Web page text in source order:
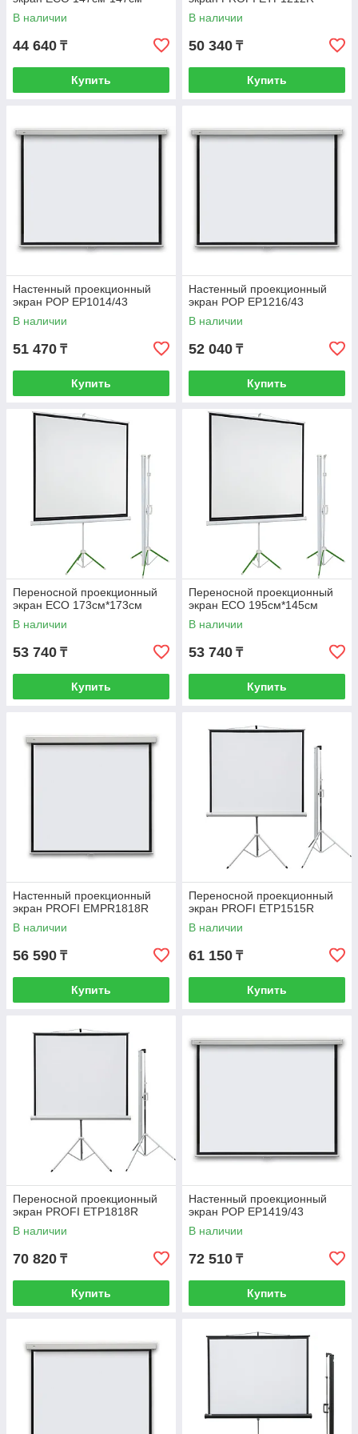
В наличии
44 640 ₸
Купить
В наличии
50 340 ₸
Купить
Настенный проекционный
экран POP EP1014/43
В наличии
51 470 ₸
Купить
Настенный проекционный
экран POP EP1216/43
В наличии
52 040 ₸
Купить
Переносной проекционный
экран ECO 173см*173см
В наличии
53 740 ₸
Купить
Переносной проекционный
экран ECO 195см*145см
В наличии
53 740 ₸
Купить
Настенный проекционный
экран PROFI EMPR1818R
В наличии
56 590 ₸
Купить
Переносной проекционный
экран PROFI ETP1515R
В наличии
61 150 ₸
Купить
Переносной проекционный
экран PROFI ETP1818R
В наличии
70 820 ₸
Купить
Настенный проекционный
экран POP EP1419/43
В наличии
72 510 ₸
Купить